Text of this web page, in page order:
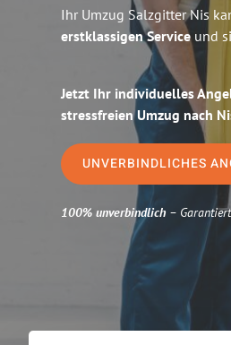
Ihr Umzug Salzgitter Nis
erstklassigen Serviceund
Jetzt Ihr individuelles
stressfreien Umzug nach
UNVERBINDLICHES
100% unverbindlich–